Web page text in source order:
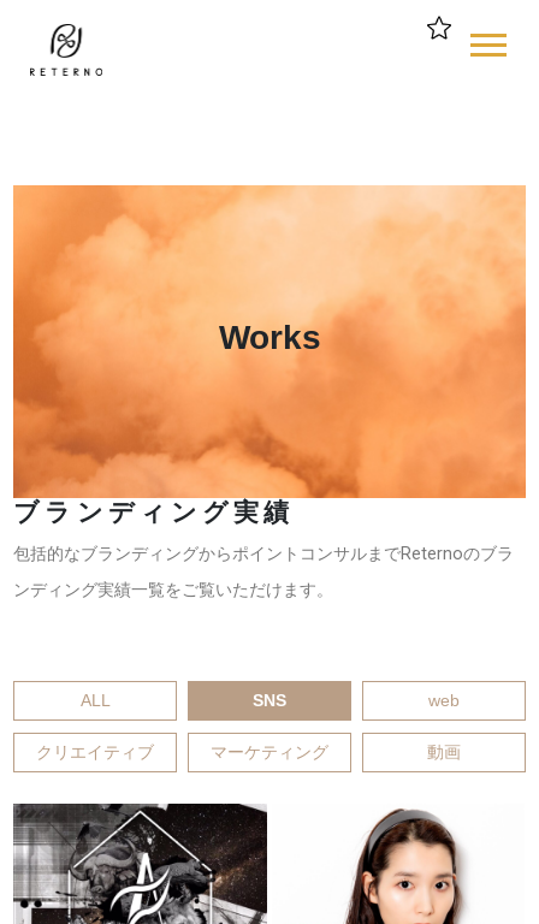
Works
ブランディング実績
包括的なブランディングからポイントコンサルまでReternoのブラ
ンディング実績一覧をご覧いただけます。
ALL SNS web
クリエイティブ マーケティング 動画